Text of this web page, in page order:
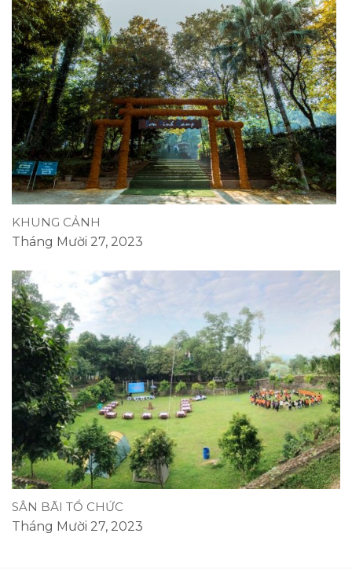
KHUNG CẢNH
Tháng Mười 27, 2023
SÂN BÃI TỔ CHỨC
Tháng Mười 27, 2023